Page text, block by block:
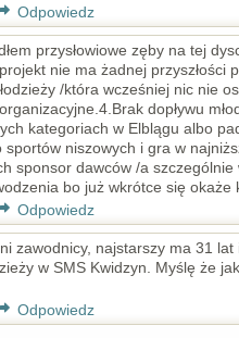
Odpowiedz
przysłowiowe zęby na tej
nie ma żadnej przyszłości
/która wcześniej nic nie
dopływu
kategoriach w Elblągu albo
sportów niszowych i gra w
sponsor dawców /a
bo już wkrótce się okaże
Odpowiedz
zawodnicy, najstarszy ma 31
w SMS Kwidzyn. Myślę że
Odpowiedz